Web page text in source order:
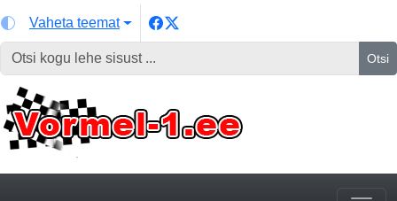
Vaheta teemat
Otsi